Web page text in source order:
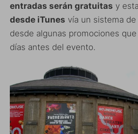
entradas serán gratuitas y
desde iTunes vía un sistema
desde algunas promociones que
días antes del evento.